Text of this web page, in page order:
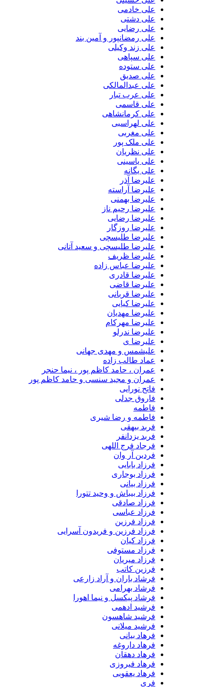
علی خادمی
علی دشتی
علی رضایی
علی رمضانپور و آمین بند
علی زند وکیلی
علی سپاهی
علی ستوده
علی صدیق
علی عبدالمالکی
علی عرب تبار
علی قاسمی
علی کرمانشاهی
علی لهراسبی
علی مغربی
علی ملک پور
علی نظریان
علی یاسینی
علی یگانه
علیرضا آذر
علیرضا آراسته
علیرضا بهمنی
علیرضا رحیم ناز
علیرضا رضایی
علیرضا روزگار
علیرضا طلیسچی
علیرضا طلیسچی و سعید آتانی
علیرضا ظریف
علیرضا عباس زاده
علیرضا قادری
علیرضا قاضی
علیرضا قربانی
علیرضا کیایی
علیرضا مهدیان
علیرضا مهرکام
علیرضا ندرلو
علیرضا ی
علیشمس و مهدی جهانی
عماد طالب زاده
عمران ، حامد کاظم پور ، نیما حنجر
عمران و مجید سنسی و حامد کاظم پور
فاتح نورایی
فاروق جدلی
فاطمه و رضا شیری
فربد بیهقی
فربد یزدانفر
فرجاد فرج اللهی
فردین آر وان
فرزاد بابایی
فرزاد بوجاری
فرزاد بیانی
فرزاد بیباش و وحید تتورا
فرزاد صادقی
فرزاد عباسی
فرزاد فرزین
فرزاد فرزین و فریدون آسرایی
فرزاد کیان
فرزاد مستوفی
فرزاد میریان
فرزین کاتب
فرشاد باران و آراد زارعی
فرشاد بهرامی
فرشاد پیکسل و نیما اهورا
فرشید ادهمی
فرشید شاهسون
فرشید میلانی
فرهاد بیانی
فرهاد داروغه
فرهاد دهقان
فرهاد فیروزی
فرهاد یعقوبی